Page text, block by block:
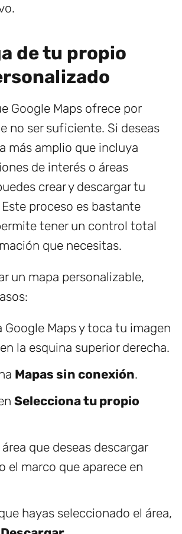
de tu propio
Google Maps ofrece por
no ser suficiente. Si deseas
más amplio que incluya
de interés o áreas
crear y descargar tu
proceso es bastante
tener un control total
que necesitas.
un mapa personalizable,
Google Maps y toca tu imagen
la esquina superior derecha.
Mapas sin conexión.
Selecciona tu propio
que deseas descargar
el marco que aparece en
hayas seleccionado el área,